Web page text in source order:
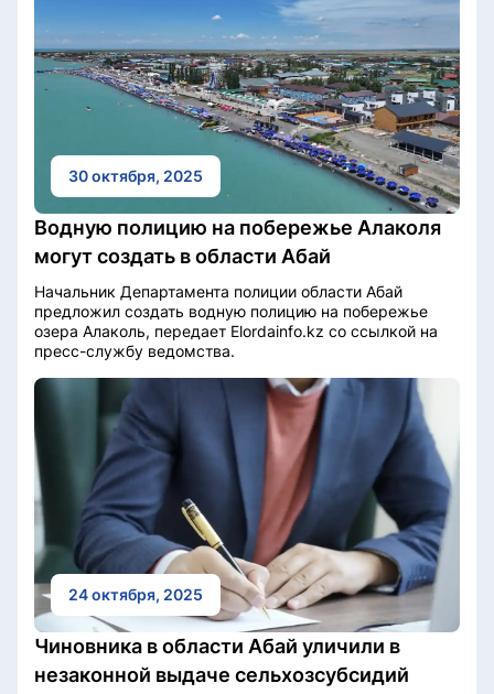
30 октября, 2025
Водную полицию на побережье Алаколя
могут создать в области Абай
Начальник Департамента полиции области Абай
предложил создать водную полицию на побережье
озера Алаколь, передает Elordainfo.kz со ссылкой на
пресс-службу ведомства.
24 октября, 2025
Чиновника в области Абай уличили в
незаконной выдаче сельхозсубсидий